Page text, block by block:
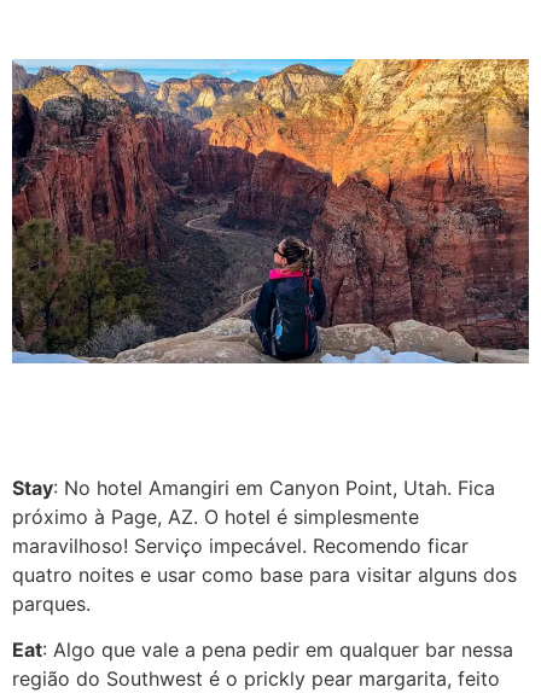
Stay: No hotel Amangiri em Canyon Point, Utah. Fica
próximo à Page, AZ. O hotel é simplesmente
maravilhoso! Serviço impecável. Recomendo ficar
quatro noites e usar como base para visitar alguns dos
parques.
Eat: Algo que vale a pena pedir em qualquer bar nessa
região do Southwest é o prickly pear margarita, feito